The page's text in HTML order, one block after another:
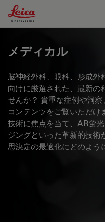
Leica Microsystems Logo
メディカル
脳神経外科、眼科、形成外
向けに厳選された、最新の
せんか？ 貴重な症例や洞
コンテンツをご覧いただけ
技術に焦点を当て、AR蛍
ジングといった革新的技術
思決定の最適化にどのよう